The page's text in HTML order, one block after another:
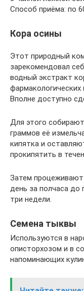
Способ приёма: по
Кора осины
Этот природный
зарекомендовал
водный экстракт
фармакологических
Вполне доступно
Для этого
граммов её
кипятка и
прокипятить в
Затем
день за полчаса до
три недели.
Семена тыквы
Используются в
описторхозом и в
напоминающих